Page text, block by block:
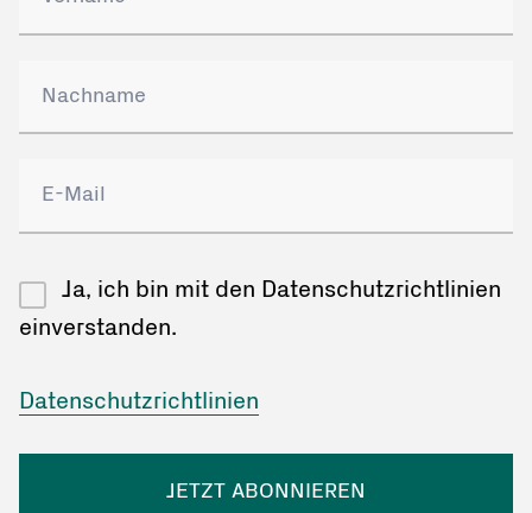
Ja, ich bin mit den Datenschutzrichtlinien
einverstanden.
Datenschutzrichtlinien
JETZT ABONNIEREN